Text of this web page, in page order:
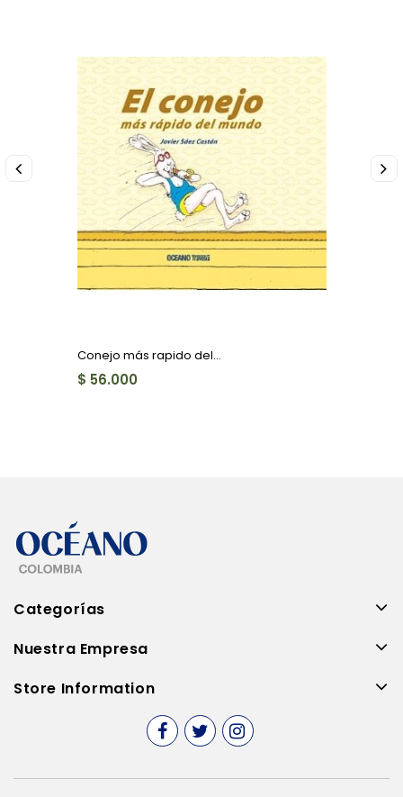
Conejo más rapido del...
$ 56.000
Categorías
Nuestra Empresa
Store Information